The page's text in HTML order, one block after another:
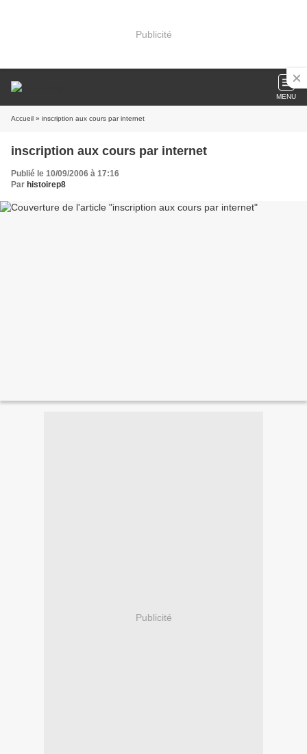
Publicité
MENU
Accueil » inscription aux cours par internet
inscription aux cours par internet
Publié le 10/09/2006 à 17:16
Par histoirep8
Publicité